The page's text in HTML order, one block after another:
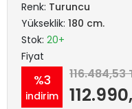
Renk: Turuncu
Yükseklik: 180 cm.
Stok: 20+
Fiyat
%3
indirim
116.484,53